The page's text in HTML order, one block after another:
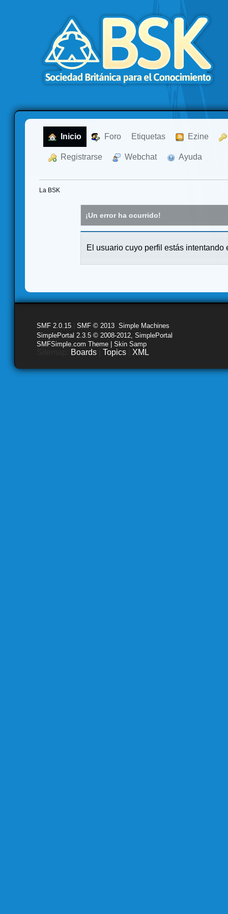
Inicio Foro Etiquetas Ezine
Registrarse Webchat Ayuda
La BSK
¡Un error ha ocurrido!
El usuario cuyo perfil estás intentando
SMF 2.0.15 SMF © 2013 Simple Machines
SimplePortal 2.3.5 © 2008-2012, SimplePortal
SMFSimple.com Theme | Skin Samp
Boards Topics XML